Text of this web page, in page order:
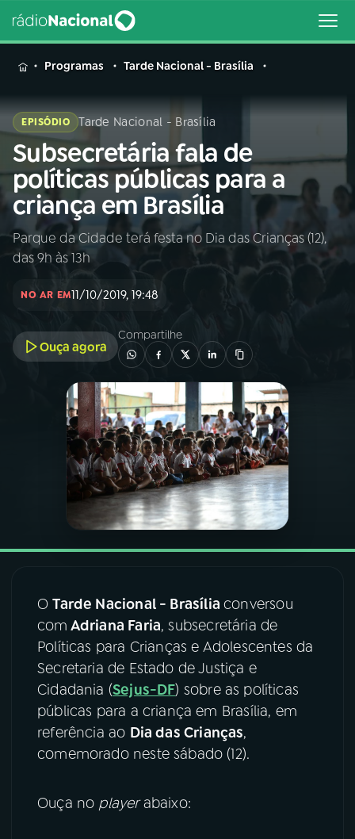
MENU
Buscar
na
Rádio
Nacional
Buscar
AO VIVO
INÍCIO
A RÁDIO
PROGRAMAÇÃO
PROGRAMAS
PODCASTS
06VIDEOCASTS
07ÚLTIMAS
08FESTIVAL DE MÚSICA
ACOMPANHE A RÁDIO NACIONAL
YouTube Facebook
Programas Tarde Nacional - Brasília
EPISÓDIO Tarde Nacional - Brasília
Subsecretária fala de
políticas públicas para a
criança em Brasília
Parque da Cidade terá festa no Dia das Crianças (12),
das 9h às 13h
NO AR EM11/10/2019, 19:48
Ouça agora
Compartilhe
OTarde Nacional - Brasíliaconversou
com Adriana Faria, subsecretária de
Políticas para Crianças e Adolescentes da
Secretaria de Estado de Justiça e
Cidadania (Sejus-DF) sobre as políticas
públicas para a criança em Brasília, em
referência ao Dia das Crianças,
comemorado neste sábado (12).
Ouça no playerabaixo: